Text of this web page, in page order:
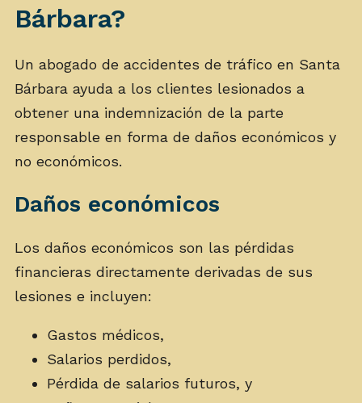
Bárbara?
Un abogado de accidentes de tráfico en Santa
Bárbara ayuda a los clientes lesionados a
obtener una indemnización de la parte
responsable en forma de daños económicos y
no económicos.
Daños económicos
Los daños económicos son las pérdidas
financieras directamente derivadas de sus
lesiones e incluyen:
Gastos médicos,
Salarios perdidos,
Pérdida de salarios futuros, y